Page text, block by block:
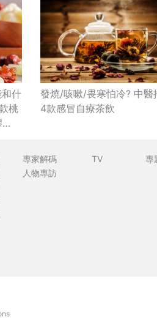
什
桃
發燒/咳嗽/畏寒怕冷? 中醫
4款感冒自療茶飲
專家解碼
人物專訪
TV 專